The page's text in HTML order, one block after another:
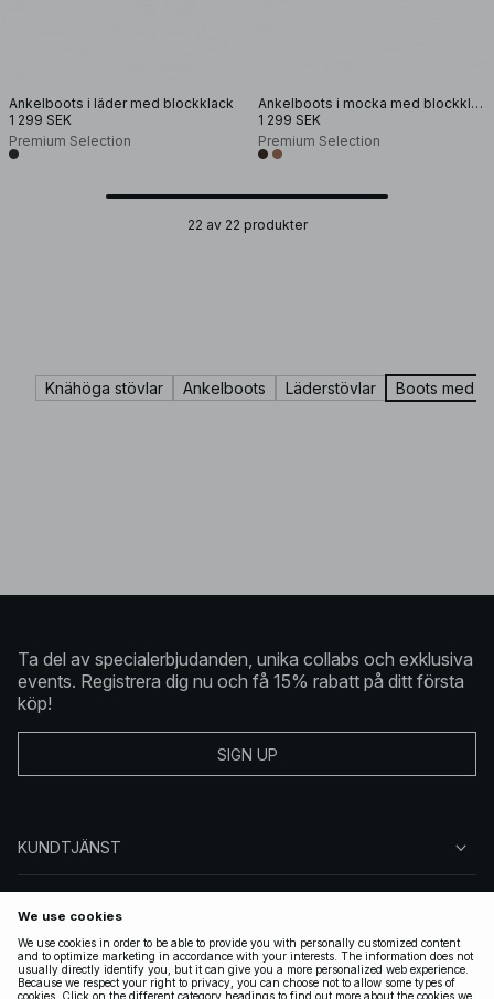
Ankelboots i läder med blockklack
1 299 SEK
Premium Selection
Ankelboots i mocka med blockklack
1 299 SEK
Premium Selection
22 av 22 produkter
Knähöga stövlar Ankelboots Läderstövlar Boots med
Ta del av specialerbjudanden, unika collabs och exklusiva
events. Registrera dig nu och få 15% rabatt på ditt första
köp!
SIGN UP
KUNDTJÄNST
FÖLJ OSS